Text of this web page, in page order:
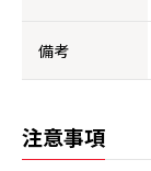
備考
注意事項